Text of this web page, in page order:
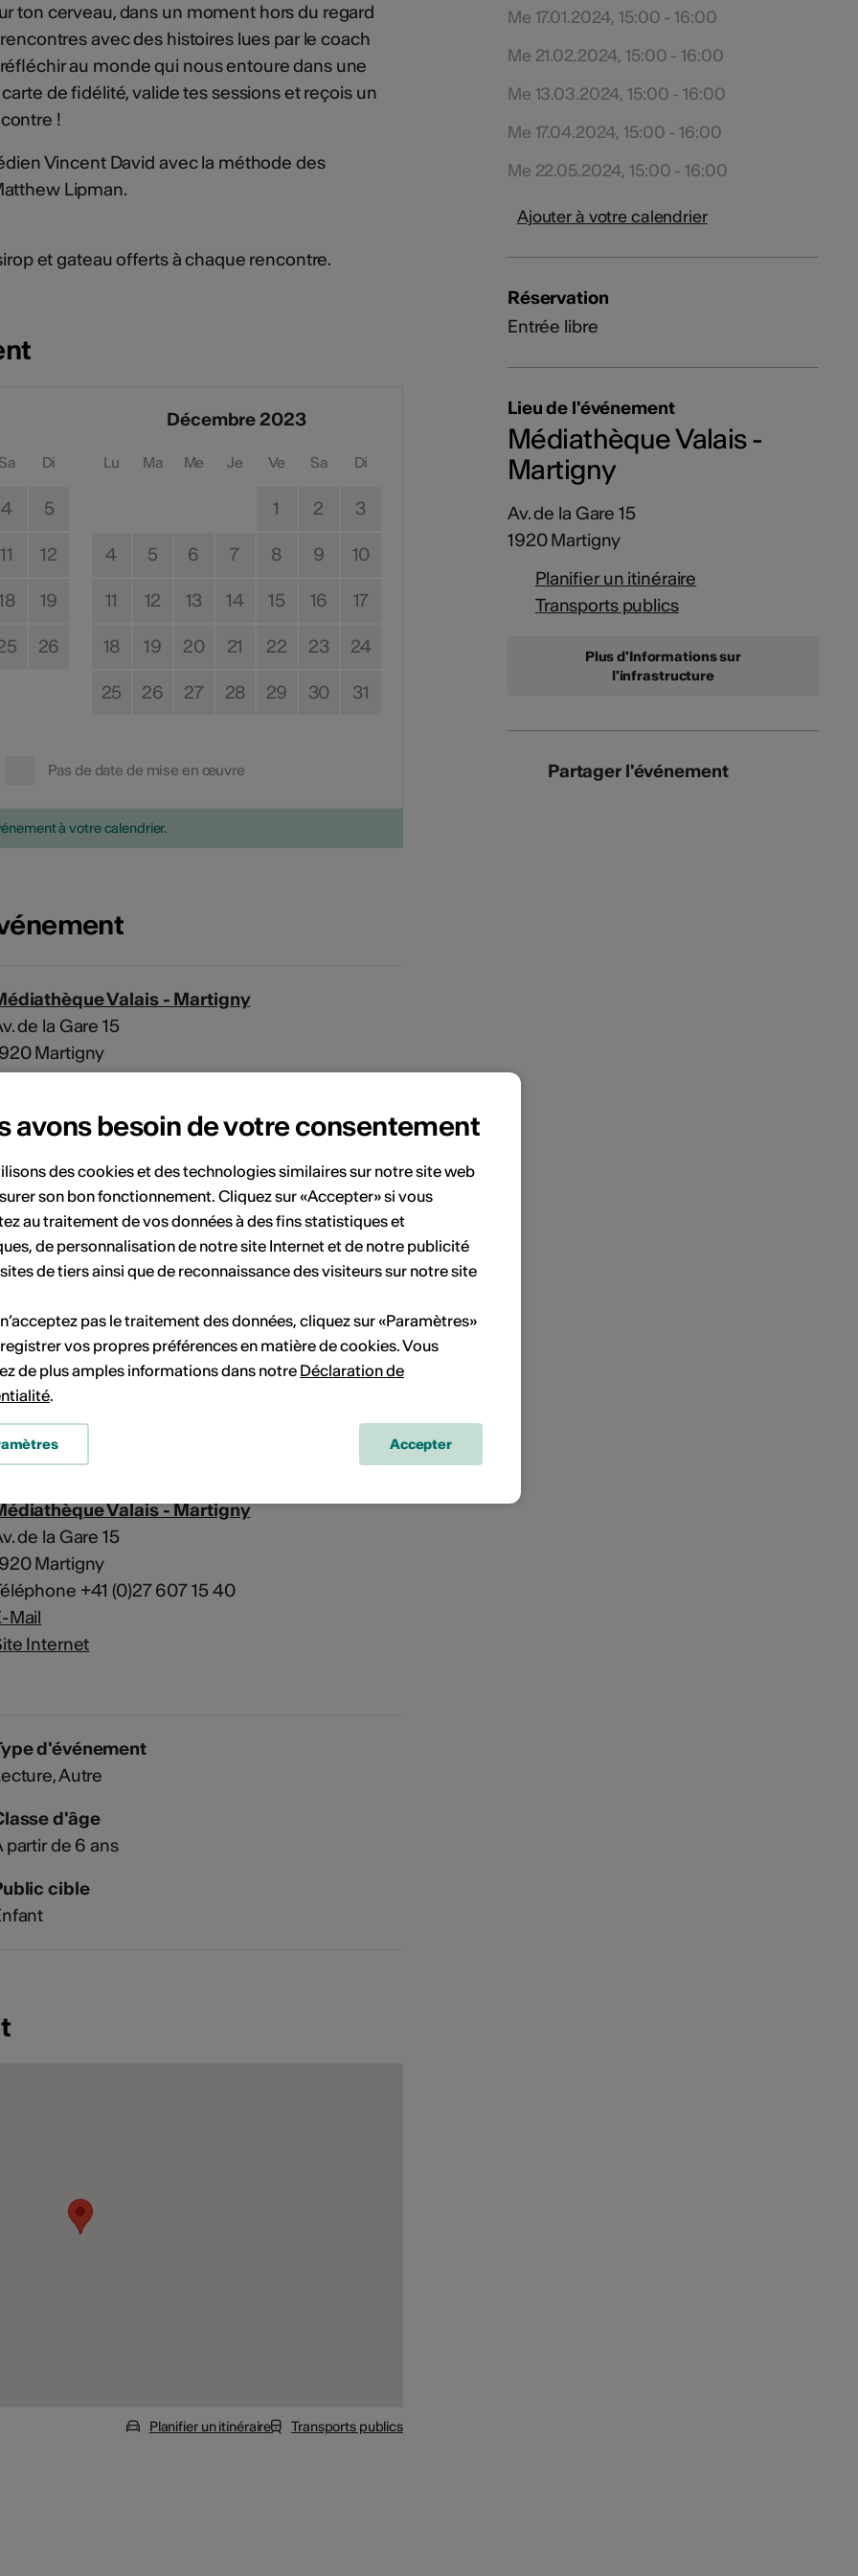
ton cerveau, dans un moment hors du regard
avec des histoires lues par le coach
au monde qui nous entoure dans une
de fidélité, valide tes sessions et reçois un
!
Vincent David avec la méthode des
Lipman.
et gateau offerts à chaque rencontre.
Sa Di
4 5
11 12
19
26
Décembre 2023
Lu Ma Me Je Ve Sa Di
1 2 3
4 5 6 7 8 9 10
11 12 13 14 15 16 17
18 19 20 21 22 23 24
25 26 27 28 29 30 31
Pas de date de mise en œuvre
à votre calendrier.
Valais - Martigny
de la Gare 15
Martigny
- samedi, 13h - 18h
le dimanche
Accessible en fauteuil
roulant
accessibles en fauteuil
roulant
Place de parc
sur l'accessibilité architecturale
Valais - Martigny
de la Gare 15
Martigny
+41 (0)27 607 15 40
Mail
Internet
d'événement
Autre
d'âge
partir de 6 ans
cible
Planifier un itinéraire Transports publics
Me 17.01.2024, 15:00 - 16:00
Me 21.02.2024, 15:00 - 16:00
Me 13.03.2024, 15:00 - 16:00
Me 17.04.2024, 15:00 - 16:00
Me 22.05.2024, 15:00 - 16:00
Ajouter à votre calendrier
Réservation
Entrée libre
Lieu de l'événement
Médiathèque Valais -
Martigny
Av. de la Gare 15
1920 Martigny
Planifier un itinéraire
Transports publics
Plus d'Informations sur
l'infrastructure
Partager l'événement
avons besoin de votre consentement
des cookies et des technologies similaires sur notre site web
son bon fonctionnement. Cliquez sur «Accepter» si vous
au traitement de vos données à des fins statistiques et
de personnalisation de notre site Internet et de notre publicité
de tiers ainsi que de reconnaissance des visiteurs sur notre site
pas le traitement des données, cliquez sur «Paramètres»
vos propres préférences en matière de cookies. Vous
de plus amples informations dans notre Déclaration de
.
Accepter